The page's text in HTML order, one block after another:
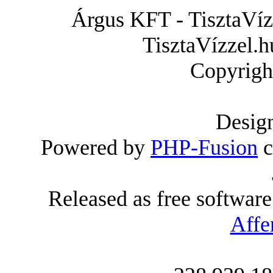
Árgus KFT -
Powered by PHP-Fusion
Released as free